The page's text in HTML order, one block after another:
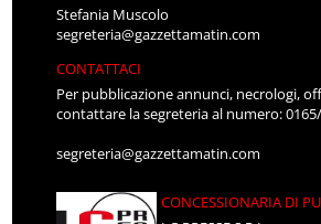
Stefania Muscolo
segreteria@gazzettamatin.com
CONTATTACI
Per pubblicazione annunci, necrologi,
contattare la segreteria al numero:
segreteria@gazzettamatin.com
CONCESSIONARIA DI